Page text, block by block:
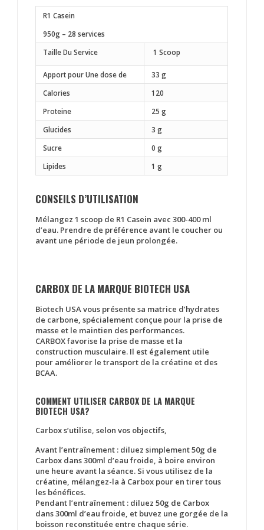
R1 Casein
950g – 28 services
Taille Du Service
1 Scoop
Apport pour Une dose de
33 g
Calories
120
Proteine
25 g
Glucides
3 g
Sucre
0 g
Lipides
1 g
CONSEILS D’UTILISATION
Mélangez1 scoop de R1 Casein avec 300-400 ml
d’eau. Prendre de préférence avant le coucher ou
avant une période de jeun prolongée.
CARBOX DE LA MARQUE BIOTECH USA
Biotech USA vous présente sa matrice d’hydrates
de carbone, spécialement conçue pour la prise de
masse et le maintien des performances.
CARBOX favorise la prise de masse et la
construction musculaire. Il est également utile
pour améliorer le transport de la créatine et des
BCAA.
COMMENT UTILISER CARBOX DE LA MARQUE
BIOTECH USA?
Carbox s’utilise, selon vos objectifs,
Avant l’entraînement : diluez simplement 50g de
Carbox dans 300ml d’eau froide, à boire environ
une heure avant la séance. Si vous utilisez de la
créatine, mélangez-la à Carbox pour en tirer tous
les bénéfices.
Pendant l’entraînement : diluez 50g de Carbox
dans 300ml d’eau froide, et buvez une gorgée de la
boisson reconstituée entre chaque série.